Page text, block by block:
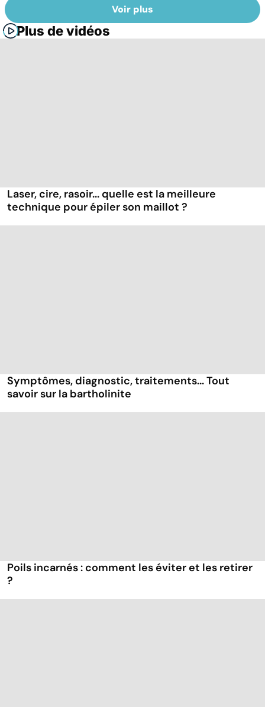
Voir plus
Plus de vidéos
Laser, cire, rasoir... quelle est la meilleure
technique pour épiler son maillot ?
Symptômes, diagnostic, traitements... Tout
savoir sur la bartholinite
Poils incarnés : comment les éviter et les retirer
?